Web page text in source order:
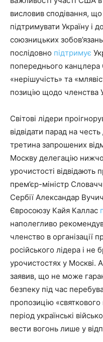
висловив сподівання,
підтримувати Україну і
союзницьких
послідовно підтримує
попереднього
«нерішучість» та
позицію щодо членства
Світові лідери
відвідати парад на
третина запрошених
Москву делегацію
урочистості відвідають
прем’єр-міністр
Сербії Александар
Євросоюзу Кайя Каллас
наполегливо
членство в організації
російського лідера і не
урочистостях у Москві.
заявив, що не може
безпеку під час
пропозицію
період українські
вести вогонь лише у